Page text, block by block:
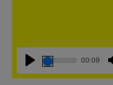
Abspielen
00:09